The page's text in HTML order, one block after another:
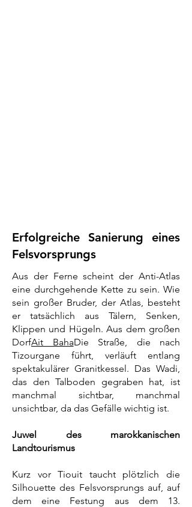
Erfolgreiche Sanierung eines
Felsvorsprungs
Aus der Ferne scheint der Anti-Atlas
eine durchgehende Kette zu sein. Wie
sein großer Bruder, der Atlas, besteht
er tatsächlich aus Tälern, Senken,
Klippen und Hügeln. Aus dem großen
DorfAit BahaDie Straße, die nach
Tizourgane führt, verläuft entlang
spektakulärer Granitkessel. Das Wadi,
das den Talboden gegraben hat, ist
manchmal sichtbar, manchmal
unsichtbar, da das Gefälle wichtig ist.
Juwel des marokkanischen
Landtourismus
Kurz vor Tiouit taucht plötzlich die
Silhouette des Felsvorsprungs auf, auf
dem eine Festung aus dem 13.